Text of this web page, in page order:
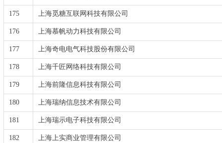
175 上海觅糖互联网科技有限公司
176 上海慕帆动力科技有限公司
177 上海奇电电气科技股份有限公司
178 上海千匠网络科技有限公司
179 上海前隆信息科技有限公司
180 上海瑞纳信息技术有限公司
181 上海瑞示电子科技有限公司
182 上海上实商业管理有限公司